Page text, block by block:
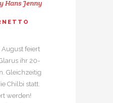
Hans Jenny
feiert
ihr 20-
Gleichzeitig
Chilbi statt.
werden!